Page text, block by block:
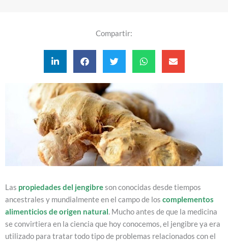
Compartir:
Las propiedades del jengibreson conocidas desde tiempos
ancestrales y mundialmente en el campo de los complementos
alimenticios de origen natural. Mucho antes de que la medicina
se convirtiera en la ciencia que hoy conocemos, el jengibre ya era
utilizado para tratar todo tipo de problemas relacionados con el